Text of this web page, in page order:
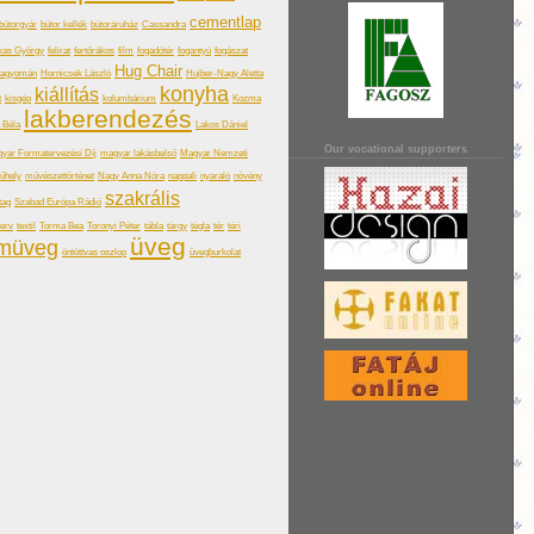
Our vocational supporters
bútorgyár bútor kellék bútoráruház Cassandra cementlap
György felirat fertőrákos film fogadótér fogantyú fogászat
Hornicsek László Hug Chair Hujber-Nagy Aletta
kisgép kiállítás kolumbárium konyha Kozma
Béla lakberendezés Lakos Dániel
Formatervezési Díj magyar lakásbelső Magyar Nemzeti
művészettörténet Nagy Anna Nóra nappali nyaraló növény
Szabad Európa Rádió szakrális
textil Torma Bea Toronyi Péter tábla tárgy tégla tér téri
öntöttvas oszlop üveg üvegburkolat